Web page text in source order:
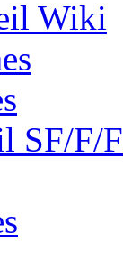
Wiki
SF/F/F